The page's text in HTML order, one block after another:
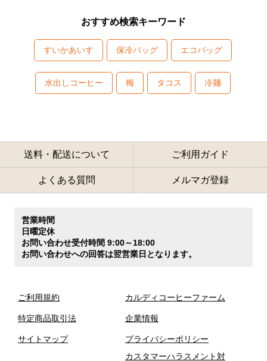
おすすめ検索キーワード
すいかあいす 保冷バッグ エコバッグ
水出しコーヒー 梅 タコス 冷麺
送料・配送について ご利用ガイド
よくある質問 メルマガ登録
営業時間
日曜定休
お問い合わせ受付時間 9:00～18:00
お問い合わせへの回答は翌営業日となります。
ご利用規約
特定商品取引法
サイトマップ
カルディコーヒーファーム
企業情報
プライバシーポリシー
カスタマーハラスメント対